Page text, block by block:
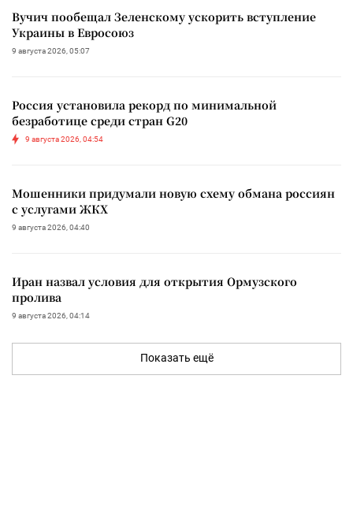
Вучич пообещал Зеленскому ускорить вступление
Украины в Евросоюз
9 августа 2026, 05:07
Россия установила рекорд по минимальной
безработице среди стран G20
9 августа 2026, 04:54
Мошенники придумали новую схему обмана россиян
с услугами ЖКХ
9 августа 2026, 04:40
Иран назвал условия для открытия Ормузского
пролива
9 августа 2026, 04:14
Показать ещё